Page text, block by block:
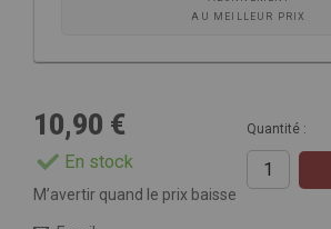
AU MEILLEUR PRIX
10,90 €
En stock
Quantité :
M’avertir quand le prix baisse